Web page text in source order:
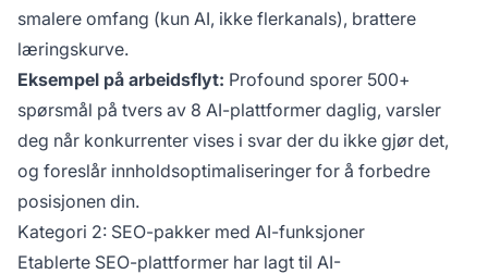
smalere omfang (kun AI, ikke flerkanals), brattere
læringskurve.
Eksempel på arbeidsflyt: Profound sporer 500+
spørsmål på tvers av 8 AI-plattformer daglig, varsler
deg når konkurrenter vises i svar der du ikke gjør det,
og foreslår innholdsoptimaliseringer for å forbedre
posisjonen din.
Kategori 2: SEO-pakker med AI-funksjoner
Etablerte SEO-plattformer har lagt til AI-